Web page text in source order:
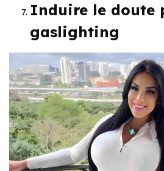
Induire le doute
gaslighting